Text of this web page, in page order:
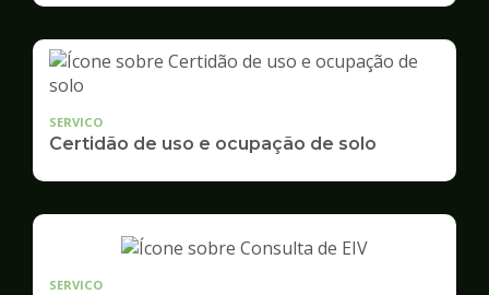
SERVICO
Certidão de uso e ocupação de solo
SERVICO